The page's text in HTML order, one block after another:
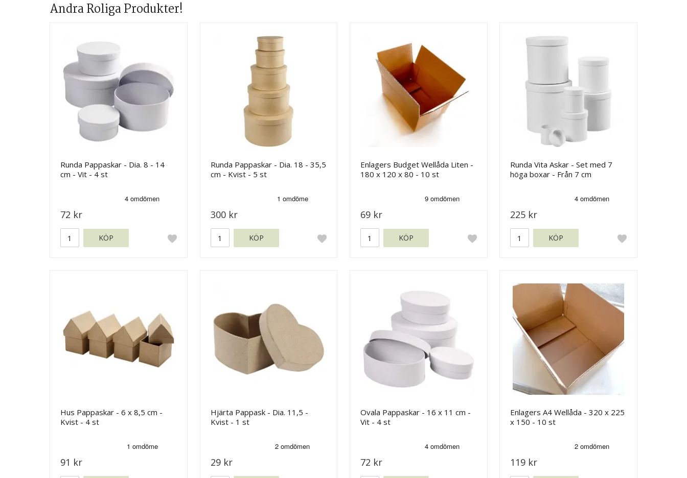
Andra Roliga Produkter!
Runda Pappaskar - Dia. 8 - 14
cm - Vit - 4 st
72 kr
KÖP
Runda Pappaskar - Dia. 18 - 35,5
cm - Kvist - 5 st
300 kr
KÖP
Enlagers Budget Wellåda Liten -
180 x 120 x 80 - 10 st
69 kr
KÖP
Runda Vita Askar - Set med 7
höga boxar - Från 7 cm
225 kr
KÖP
Hus Pappaskar - 6 x 8,5 cm -
Kvist - 4 st
91 kr
Hjärta Pappask - Dia. 11,5 -
Kvist - 1 st
29 kr
Ovala Pappaskar - 16 x 11 cm -
Vit - 4 st
72 kr
Enlagers A4 Wellåda - 320 x 225
x 150 - 10 st
119 kr